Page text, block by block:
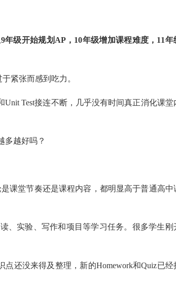
9年级开始规划AP，10年级增加课程难度，11年
紧张而感到吃力。
Unit Test接连不断，几乎没有时间真正消化课堂
多越好吗？
是课堂节奏还是课程内容，都明显高于普通高中
、实验、写作和项目等学习任务。很多学生刚
还没来得及整理，新的Homework和Quiz已经